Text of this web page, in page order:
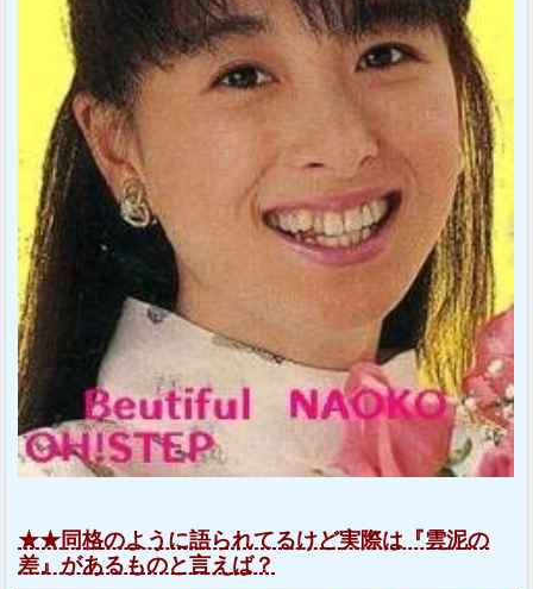
★★同格のように語られてるけど実際は『雲泥の
差』があるものと言えば？